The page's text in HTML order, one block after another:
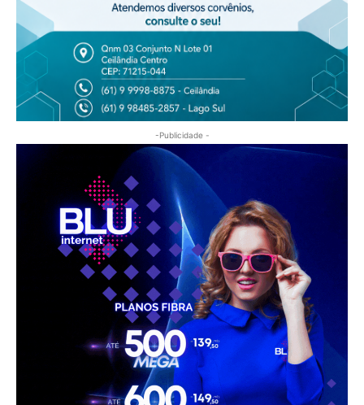
-Publicidade -